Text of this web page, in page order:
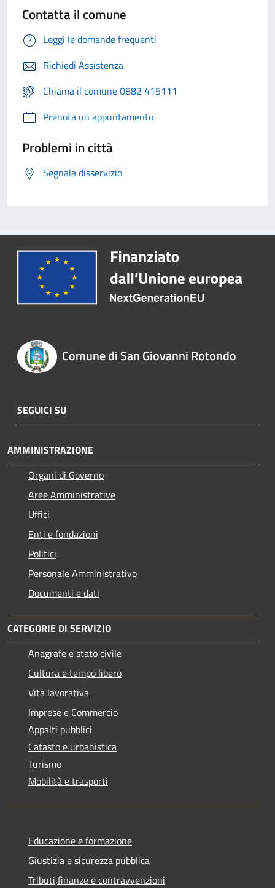
Contatta il comune
Leggi le domande frequenti
Richiedi Assistenza
Chiama il comune 0882 415111
Prenota un appuntamento
Problemi in città
Segnala disservizio
Comune di San Giovanni Rotondo
SEGUICI SU
AMMINISTRAZIONE
Organi di Governo
Aree Amministrative
Uffici
Enti e fondazioni
Politici
Personale Amministrativo
Documenti e dati
CATEGORIE DI SERVIZIO
Anagrafe e stato civile
Cultura e tempo libero
Vita lavorativa
Imprese e Commercio
Appalti pubblici
Catasto e urbanistica
Turismo
Mobilità e trasporti
Educazione e formazione
Giustizia e sicurezza pubblica
Tributi,finanze e contravvenzioni